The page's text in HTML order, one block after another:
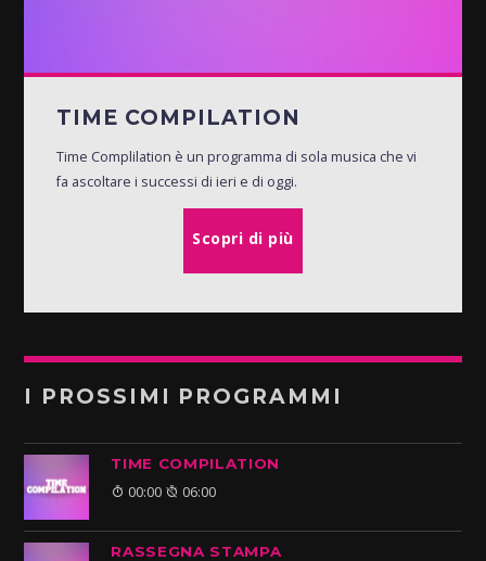
TIME COMPILATION
Time Complilation è un programma di sola musica che vi
fa ascoltare i successi di ieri e di oggi.
Scopri di più
I PROSSIMI PROGRAMMI
TIME COMPILATION
00:00 06:00
RASSEGNA STAMPA